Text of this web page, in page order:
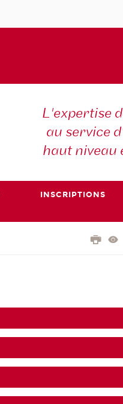
L'expertise
au service
haut niveau
INSCRIPTIONS